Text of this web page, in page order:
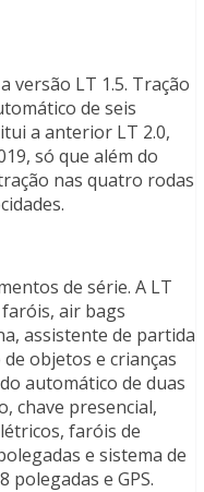
versão LT 1.5. Tração
de seis
a anterior LT 2.0,
só que além do
nas quatro rodas
de série. A LT
air bags
assistente de partida
objetos e crianças
automático de duas
chave presencial,
faróis de
e sistema de
polegadas e GPS.